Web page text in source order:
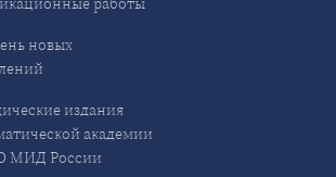
новых
издания
академии
России